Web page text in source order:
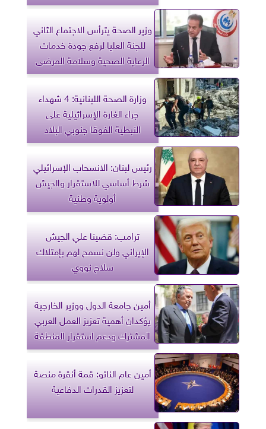
وزير الصحة يترأس الاجتماع الثاني
للجنة العليا لرفع جودة خدمات
الرعاية الصحية وسلامة المرضى
وزارة الصحة اللبنانية: 4 شهداء
جراء الغارة الإسرائيلية على
النبطية الفوقا جنوبي البلاد
رئيس لبنان: الانسحاب الإسرائيلي
شرط أساسي للاستقرار والجيش
أولوية وطنية
ترامب: قضينا علي الجيش
الإيراني ولن نسمح لهم بإمتلاك
سلاح نووي
أمين جامعة الدول ووزير الخارجية
يؤكدان أهمية تعزيز العمل العربي
المشترك ودعم استقرار المنطقة
أمين عام الناتو: قمة أنقرة منصة
لتعزيز القدرات الدفاعية